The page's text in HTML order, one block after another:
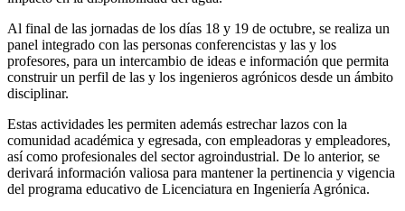
Al final de las jornadas de los días 18 y 19 de octubre, se realiza un
panel integrado con las personas conferencistas y las y los
profesores, para un intercambio de ideas e información que permita
construir un perfil de las y los ingenieros agrónicos desde un ámbito
disciplinar.
Estas actividades les permiten además estrechar lazos con la
comunidad académica y egresada, con empleadoras y empleadores,
así como profesionales del sector agroindustrial. De lo anterior, se
derivará información valiosa para mantener la pertinencia y vigencia
del programa educativo de Licenciatura en Ingeniería Agrónica.